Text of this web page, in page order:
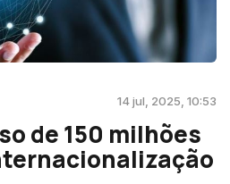
14 jul, 2025, 10:53
de 150 milhões